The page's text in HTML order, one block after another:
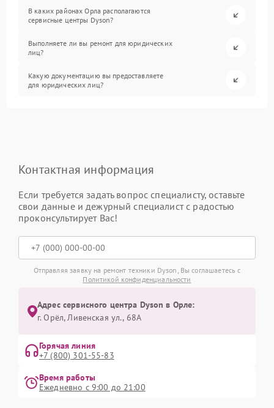
В каких районах Орла располагаются
сервисные центры Dyson?
Выполняете ли вы ремонт для юридических
лиц?
Какую документацию вы предоставляете
для юридических лиц?
Контактная информация
Если требуется задать вопрос специалисту, оставьте
свои данные и дежурный специалист с радостью
проконсультирует Вас!
Отправляя заявку на ремонт техники Dyson, Вы соглашаетесь с
Политикой конфиденциальности
Адрес сервисного центра Dyson в Орле:
г. Орёл, Ливенская ул., 68А
Горячая линия
+7 (800) 301-55-83
Время работы
Ежедневно с 9:00 до 21:00